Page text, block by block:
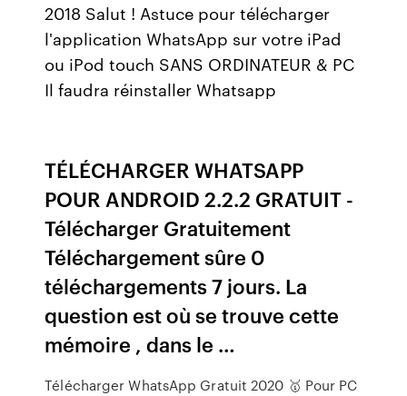
2018 Salut ! Astuce pour télécharger
l'application WhatsApp sur votre iPad
ou iPod touch SANS ORDINATEUR & PC
Il faudra réinstaller Whatsapp
TÉLÉCHARGER WHATSAPP
POUR ANDROID 2.2.2 GRATUIT -
Télécharger Gratuitement
Téléchargement sûre 0
téléchargements 7 jours. La
question est où se trouve cette
mémoire , dans le …
Télécharger WhatsApp Gratuit 2020 🥇 Pour PC